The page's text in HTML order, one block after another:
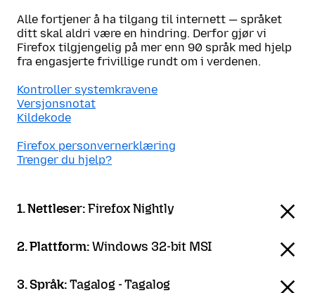
Alle fortjener å ha tilgang til internett — språket
ditt skal aldri være en hindring. Derfor gjør vi
Firefox tilgjengelig på mer enn 90 språk med hjelp
fra engasjerte frivillige rundt om i verdenen.
Kontroller systemkravene
Versjonsnotat
Kildekode
Firefox personvernerklæring
Trenger du hjelp?
1. Nettleser:Firefox Nightly
2. Plattform:Windows 32-bit MSI
3. Språk:Tagalog - Tagalog